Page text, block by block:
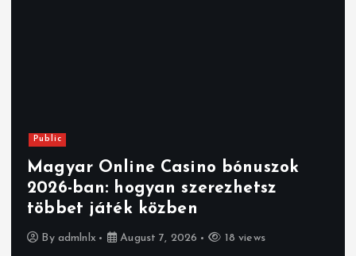
Public
Magyar Online Casino bónuszok
2026-ban: hogyan szerezhetsz
többet játék közben
By admlnlx August 7, 2026 18 views